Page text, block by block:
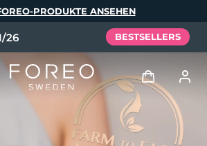
PRODUKTE ANSEHEN
26 BESTSELLERS
Anmelden